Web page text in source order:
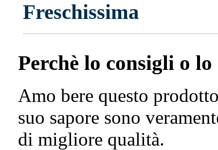
Freschissima
Perchè lo consigli o
Amo bere questo
suo sapore sono
di migliore qualità.